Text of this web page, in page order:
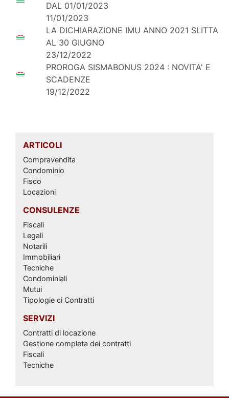
DAL 01/01/2023
11/01/2023
LA DICHIARAZIONE IMU ANNO 2021 SLITTA
AL 30 GIUGNO
23/12/2022
PROROGA SISMABONUS 2024 : NOVITA' E
SCADENZE
19/12/2022
ARTICOLI
Compravendita
Condominio
Fisco
Locazioni
CONSULENZE
Fiscali
Legali
Notarili
Immobiliari
Tecniche
Condominiali
Mutui
Tipologie ci Contratti
SERVIZI
Contratti di locazione
Gestione completa dei contratti
Fiscali
Tecniche